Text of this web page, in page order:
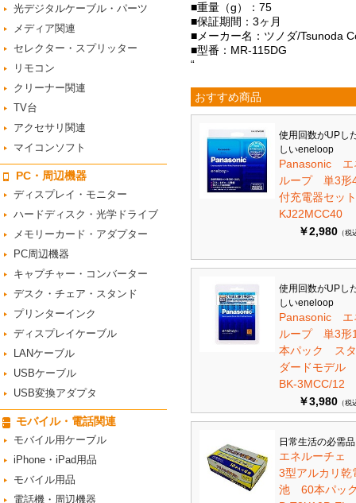
光デジタルケーブル・パーツ
メディア関連
セレクター・スプリッター
リモコン
クリーナー関連
TV台
アクセサリ関連
マイコンソフト
PC・周辺機器
ディスプレイ・モニター
ハードディスク・光学ドライブ
メモリーカード・アダプター
PC周辺機器
キャプチャー・コンバーター
デスク・チェア・スタンド
プリンターインク
ディスプレイケーブル
LANケーブル
USBケーブル
USB変換アダプタ
モバイル・電話関連
モバイル用ケーブル
iPhone・iPad用品
モバイル用品
電話機・周辺機器
■重量（g）：75
■保証期間：3ヶ月
■メーカー名：ツノダ/Tsunoda
■型番：MR-115DG
“
おすすめ商品
使用回数がUPし
しいeneloop
Panasonic エ
ループ 単3形
付充電器セッ
KJ22MCC40
￥2,980 （税
使用回数がUPし
しいeneloop
Panasonic エ
ループ 単3形
本パック ス
ダードモデル
BK-3MCC/12
￥3,980 （税
日常生活の必需
エネルーチェ
3型アルカリ乾
池 60本パ